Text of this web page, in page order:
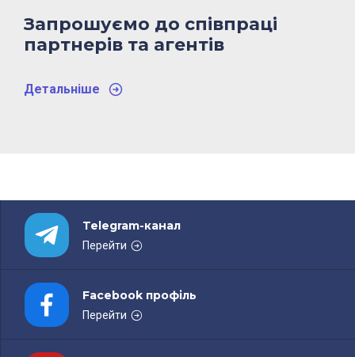
Запрошуємо до співпраці
партнерів та агентів
Детальнiше
Telegram-канал
Перейти
Facebook профіль
Перейти